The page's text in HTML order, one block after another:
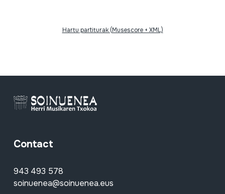
Hartu partiturak (Musescore + XML)
Contact
943 493 578
soinuenea@soinuenea.eus